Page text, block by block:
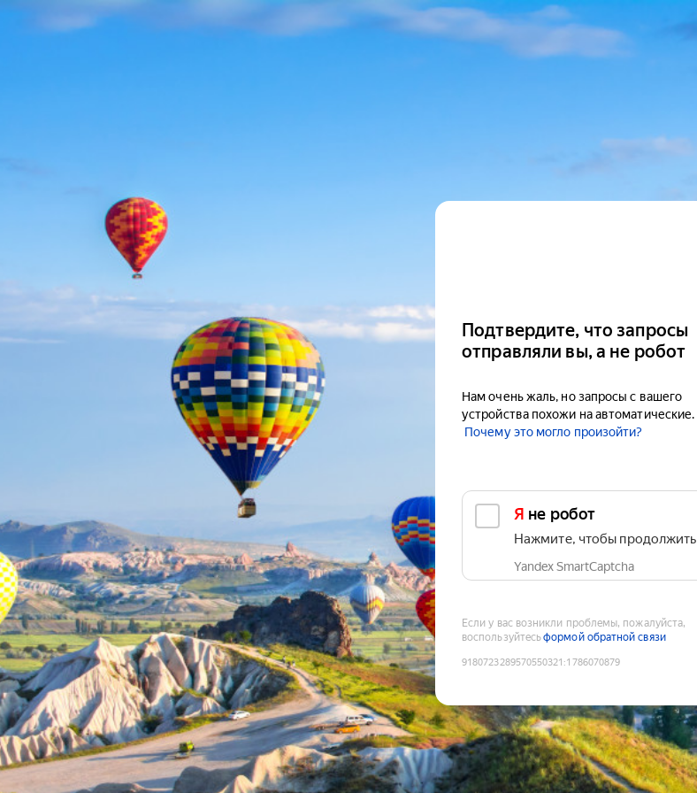
Подтвердите, что запросы
отправляли вы, а не робот
Нам очень жаль, но запросы с вашего
устройства похожи на автоматические.
Почему это могло произойти?
Я не робот
Нажмите, чтобы продолжить
Yandex SmartCaptcha
Если у вас возникли проблемы, пожалуйста,
воспользуйтесьформой обратной связи
9180723289570550321 :1786070879